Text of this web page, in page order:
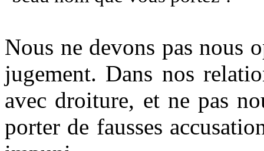
Nous ne devons pas nous
jugement. Dans nos
avec droiture, et ne pas
porter de fausses